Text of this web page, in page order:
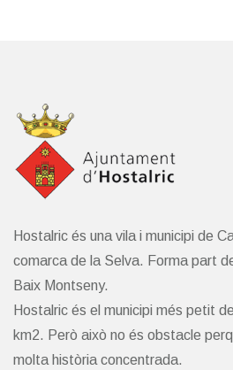
Hostalric és una vila i municipi de
comarca de la Selva. Forma part
Baix Montseny.
Hostalric és el municipi més petit
km2. Però això no és obstacle
molta història concentrada.